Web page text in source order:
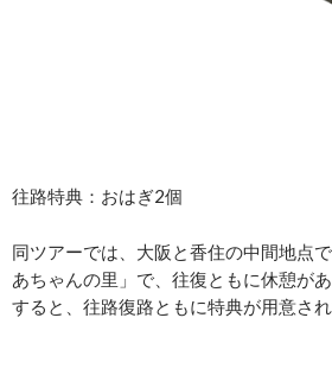
往路特典：おはぎ2個
同ツアーでは、大阪と香住の中間地点
あちゃんの里」で、往復ともに休憩が
すると、往路復路ともに特典が用意され